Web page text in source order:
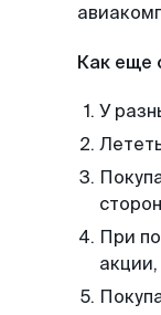
Как еще
У
При